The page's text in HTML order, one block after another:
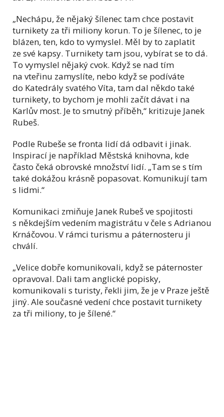
„Nechápu, že nějaký šílenec tam chce postavit
turnikety za tři miliony korun. To je šílenec, to je
blázen, ten, kdo to vymyslel. Měl by to zaplatit
ze své kapsy. Turnikety tam jsou, vybírat se to dá.
To vymyslel nějaký cvok. Když se nad tím
na vteřinu zamyslíte, nebo když se podíváte
do Katedrály svatého Víta, tam dal někdo také
turnikety, to bychom je mohli začít dávat i na
Karlův most. Je to smutný příběh,“ kritizuje Janek
Rubeš.
Podle Rubeše se fronta lidí dá odbavit i jinak.
Inspirací je například Městská knihovna, kde
často čeká obrovské množství lidí. „Tam se s tím
také dokážou krásně popasovat. Komunikují tam
s lidmi.“
Komunikaci zmiňuje Janek Rubeš ve spojitosti
s někdejším vedením magistrátu v čele s Adrianou
Krnáčovou. V rámci turismu a páternosteru ji
chválí.
„Velice dobře komunikovali, když se páternoster
opravoval. Dali tam anglické popisky,
komunikovali s turisty, řekli jim, že je v Praze ještě
jiný. Ale současné vedení chce postavit turnikety
za tři miliony, to je šílené.“